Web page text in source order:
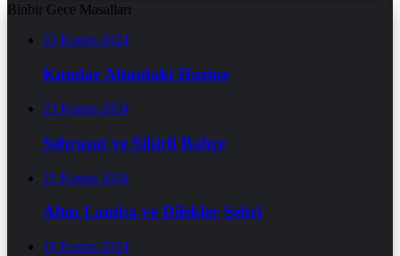
Binbir Gece Masalları
25 Kasım 2024
Kumlar Altındaki Hazine
23 Kasım 2024
Şehrazat ve Sihirli Bahçe
21 Kasım 2024
Altın Lamba ve Dilekler Şehri
18 Kasım 2024